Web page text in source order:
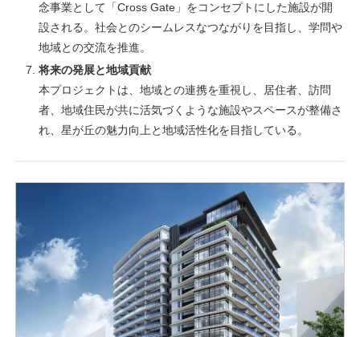
念事業として「Cross Gate」をコンセプトにした施設が開
設される。社会とのシームレスなつながりを目指し、学問や
地域との交流を推進。
将来の発展と地域貢献
本プロジェクトは、地域との連携を重視し、居住者、訪問
者、地域住民が共に活気づくような施設やスペースが整備さ
れ、星が丘の魅力向上と地域活性化を目指している。